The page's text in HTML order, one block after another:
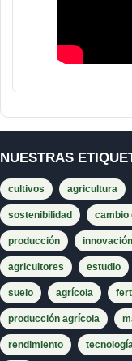
NUESTRAS
cultivos agricultura
sostenibilidad cambio
producción
agricultores estudio
suelo agrícola
producción agrícola
rendimiento